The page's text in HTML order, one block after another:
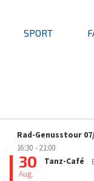
SPORT
Rad-Genusstour
16:30 - 21:00
30
Aug.
Tanz-Café